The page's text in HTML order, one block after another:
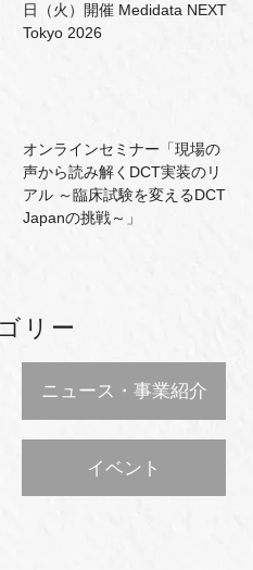
日（火）開催 Medidata NEXT
Tokyo 2026
オンラインセミナー「現場の
声から読み解くDCT実装のリ
アル ～臨床試験を変えるDCT
Japanの挑戦～」
リー
ニュース・事業紹介
イベント